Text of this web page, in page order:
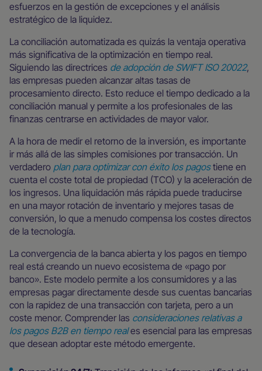
esfuerzos en la gestión de excepciones y el análisis
estratégico de la liquidez.
La conciliación automatizada es quizás la ventaja operativa
más significativa de la optimización en tiempo real.
Siguiendo las directrices de adopción de SWIFT ISO 20022,
las empresas pueden alcanzar altas tasas de
procesamiento directo. Esto reduce el tiempo dedicado a la
conciliación manual y permite a los profesionales de las
finanzas centrarse en actividades de mayor valor.
A la hora de medir el retorno de la inversión, es importante
ir más allá de las simples comisiones por transacción. Un
verdadero plan para optimizar con éxito los pagostiene en
cuenta el coste total de propiedad (TCO) y la aceleración de
los ingresos. Una liquidación más rápida puede traducirse
en una mayor rotación de inventario y mejores tasas de
conversión, lo que a menudo compensa los costes directos
de la tecnología.
La convergencia de la banca abierta y los pagos en tiempo
real está creando un nuevo ecosistema de «pago por
banco». Este modelo permite a los consumidores y a las
empresas pagar directamente desde sus cuentas bancarias
con la rapidez de una transacción con tarjeta, pero a un
coste menor. Comprender las consideraciones relativas a
los pagos B2B en tiempo reales esencial para las empresas
que desean adoptar este método emergente.